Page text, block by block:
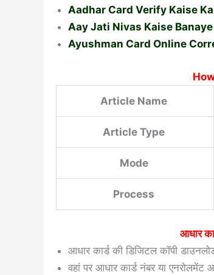
Aadhar Card Verify Kaise Kare :
Aay Jati Nivas Kaise Banaye
Ayushman Card Online
Article Name
Article Type
Mode
Process
आधार
आधार कार्ड की डिजिटल कॉपी
वहां पर आधार कार्ड नंबर या एनरोलमेंट